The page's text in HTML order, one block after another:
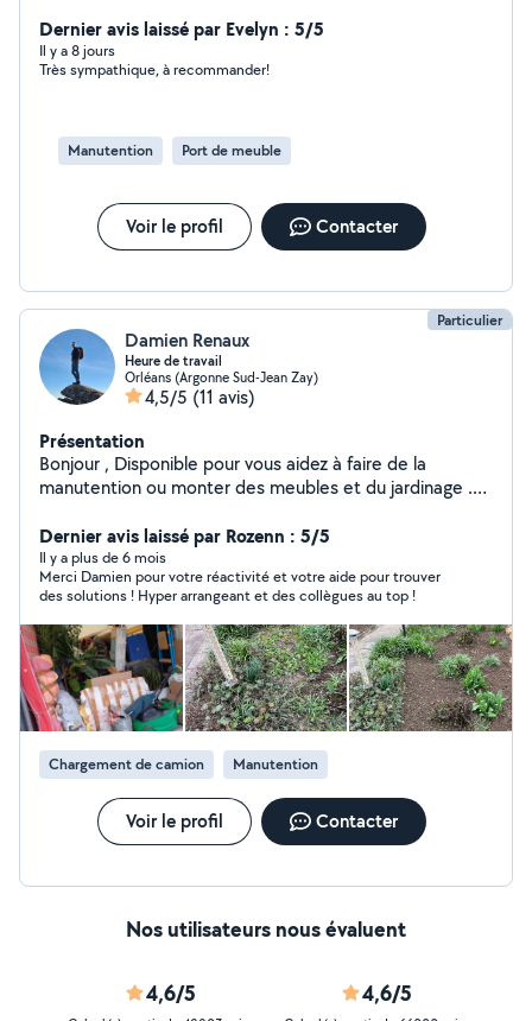
Dernier avis laissé par Evelyn : 5/5
Il y a 8 jours
Très sympathique, à recommander!
Manutention Port de meuble
Voir le profil Contacter
Particulier
Damien Renaux
Heure de travail
Orléans (Argonne Sud-Jean Zay)
4,5/5 (11 avis)
Présentation
Bonjour , Disponible pour vous aidez à faire de la
manutention ou monter des meubles et du jardinage .
vos canalisations N'hésitez pas à me contacter pour
plus de renseignements.
Dernier avis laissé par Rozenn : 5/5
Il y a plus de 6 mois
Merci Damien pour votre réactivité et votre aide pour trouver
des solutions ! Hyper arrangeant et des collègues au top !
Chargement de camion Manutention
Voir le profil Contacter
Nos utilisateurs nous évaluent
4,6/5 4,6/5